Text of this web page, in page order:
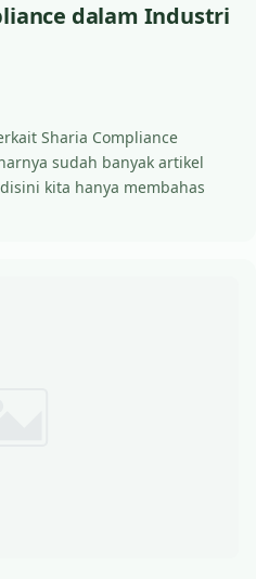
dalam Industri
Sharia Compliance
sudah banyak artikel
kita hanya membahas